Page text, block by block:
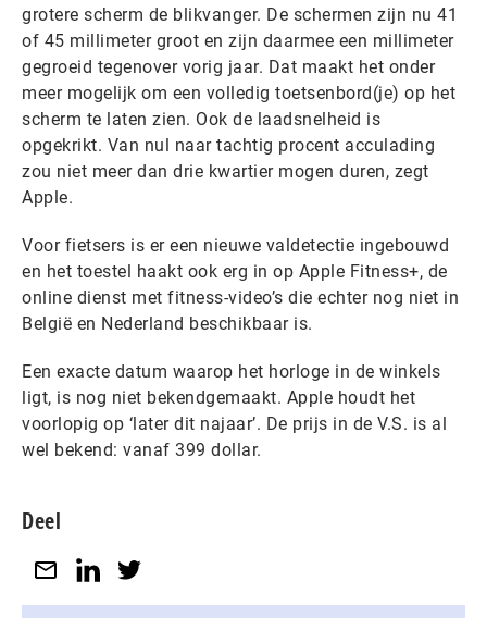
grotere scherm de blikvanger. De schermen zijn nu 41
of 45 millimeter groot en zijn daarmee een millimeter
gegroeid tegenover vorig jaar. Dat maakt het onder
meer mogelijk om een volledig toetsenbord(je) op het
scherm te laten zien. Ook de laadsnelheid is
opgekrikt. Van nul naar tachtig procent acculading
zou niet meer dan drie kwartier mogen duren, zegt
Apple.
Voor fietsers is er een nieuwe valdetectie ingebouwd
en het toestel haakt ook erg in op Apple Fitness+, de
online dienst met fitness-video’s die echter nog niet in
België en Nederland beschikbaar is.
Een exacte datum waarop het horloge in de winkels
ligt, is nog niet bekendgemaakt. Apple houdt het
voorlopig op ‘later dit najaar’. De prijs in de V.S. is al
wel bekend: vanaf 399 dollar.
Deel